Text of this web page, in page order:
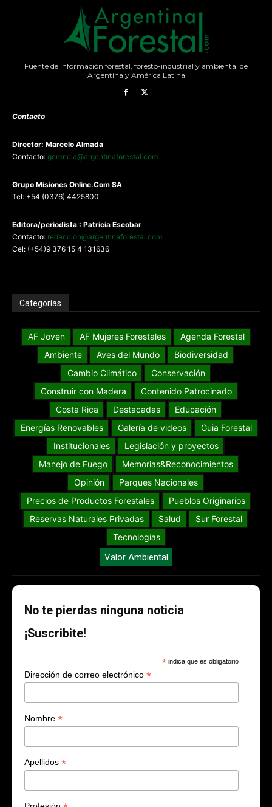
Fuente de información forestal, foresto-industrial y ambiental de
Argentina y América Latina
Contacto
Director: Marcelo Almada
Contacto: gerencia@argentinaforestal.com
Grupo Misiones Online.Com SA
Tel: +54 (0376) 4425800
Editora/periodista : Patricia Escobar
Contacto: redaccion@argentinaforestal.com
Cel: (+54)9 376 15 4 131636
Categorías
AF Joven AF Mujeres Forestales
Agenda Forestal
Ambiente
Aves del Mundo
Biodiversidad
Cambio Climático
Conservación
Construir con Madera
Contenido Patrocinado
Costa Rica
Destacadas
Educación
Energías Renovables
Galería de videos
Guia Forestal
Institucionales
Legislación y proyectos
Manejo de Fuego
Memorias&Reconocimientos
Opinión
Parques Nacionales
Precios de Productos Forestales
Pueblos Originarios
Reservas Naturales Privadas
Salud
Sur Forestal
Tecnologías
Valor Ambiental
No te pierdas ninguna noticia
¡Suscribite!
* indica que es obligatorio
Dirección de correo electrónico *
Nombre *
Apellidos *